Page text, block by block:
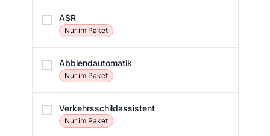
ASR
Nur im Paket
Abblendautomatik
Nur im Paket
Verkehrsschildassistent
Nur im Paket